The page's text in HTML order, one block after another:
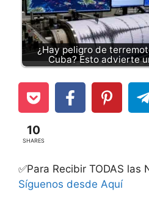
¿Hay peligro de
Cuba? Esto advierte
10
SHARES
✅Para Recibir TODAS las
Síguenos desde Aquí